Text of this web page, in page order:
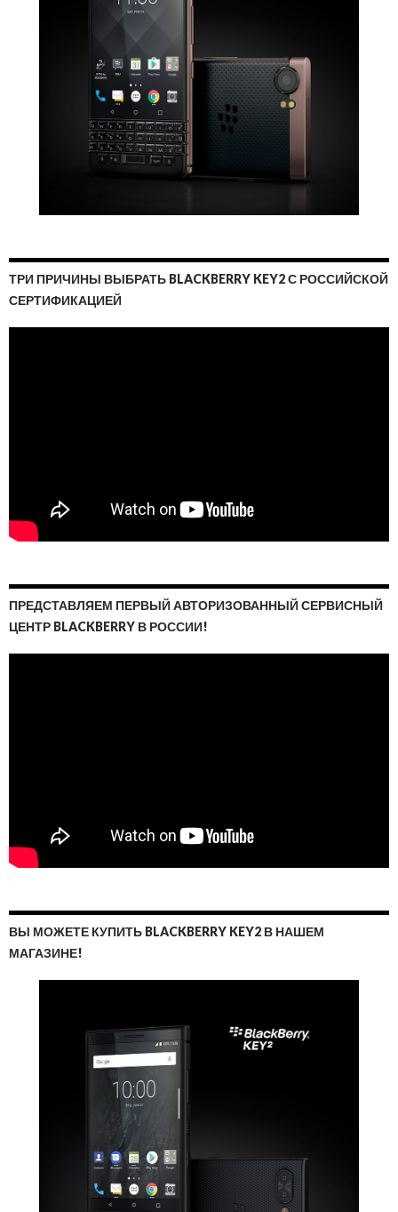
ТРИ ПРИЧИНЫ ВЫБРАТЬ BLACKBERRY KEY2 С РОССИЙСКОЙ
СЕРТИФИКАЦИЕЙ
ПРЕДСТАВЛЯЕМ ПЕРВЫЙ АВТОРИЗОВАННЫЙ СЕРВИСНЫЙ
ЦЕНТР BLACKBERRY В РОССИИ!
ВЫ МОЖЕТЕ КУПИТЬ BLACKBERRY KEY2 В НАШЕМ
МАГАЗИНЕ!